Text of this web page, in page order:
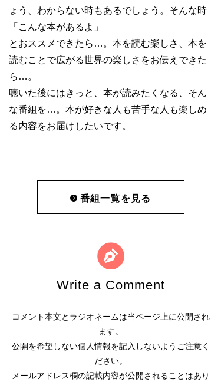
ょう、わからない時もあるでしょう。そんな時
「こんな本があるよ」
とおススメできたら…。本を読む楽しさ、本を
読むことで広がる世界の楽しさをお伝えできた
ら…。
聴いた後にはきっと、本が読みたくなる、そん
な番組を…。本が好きな人も苦手な人も楽しめ
る内容をお届けしたいです。
番組一覧を見る
Write a Comment
コメント本文とラジオネームは当ページ上に公開され
ます。
公開を希望しない個人情報を記入しないようご注意く
ださい。
メールアドレス欄の記載内容が公開されることはあり